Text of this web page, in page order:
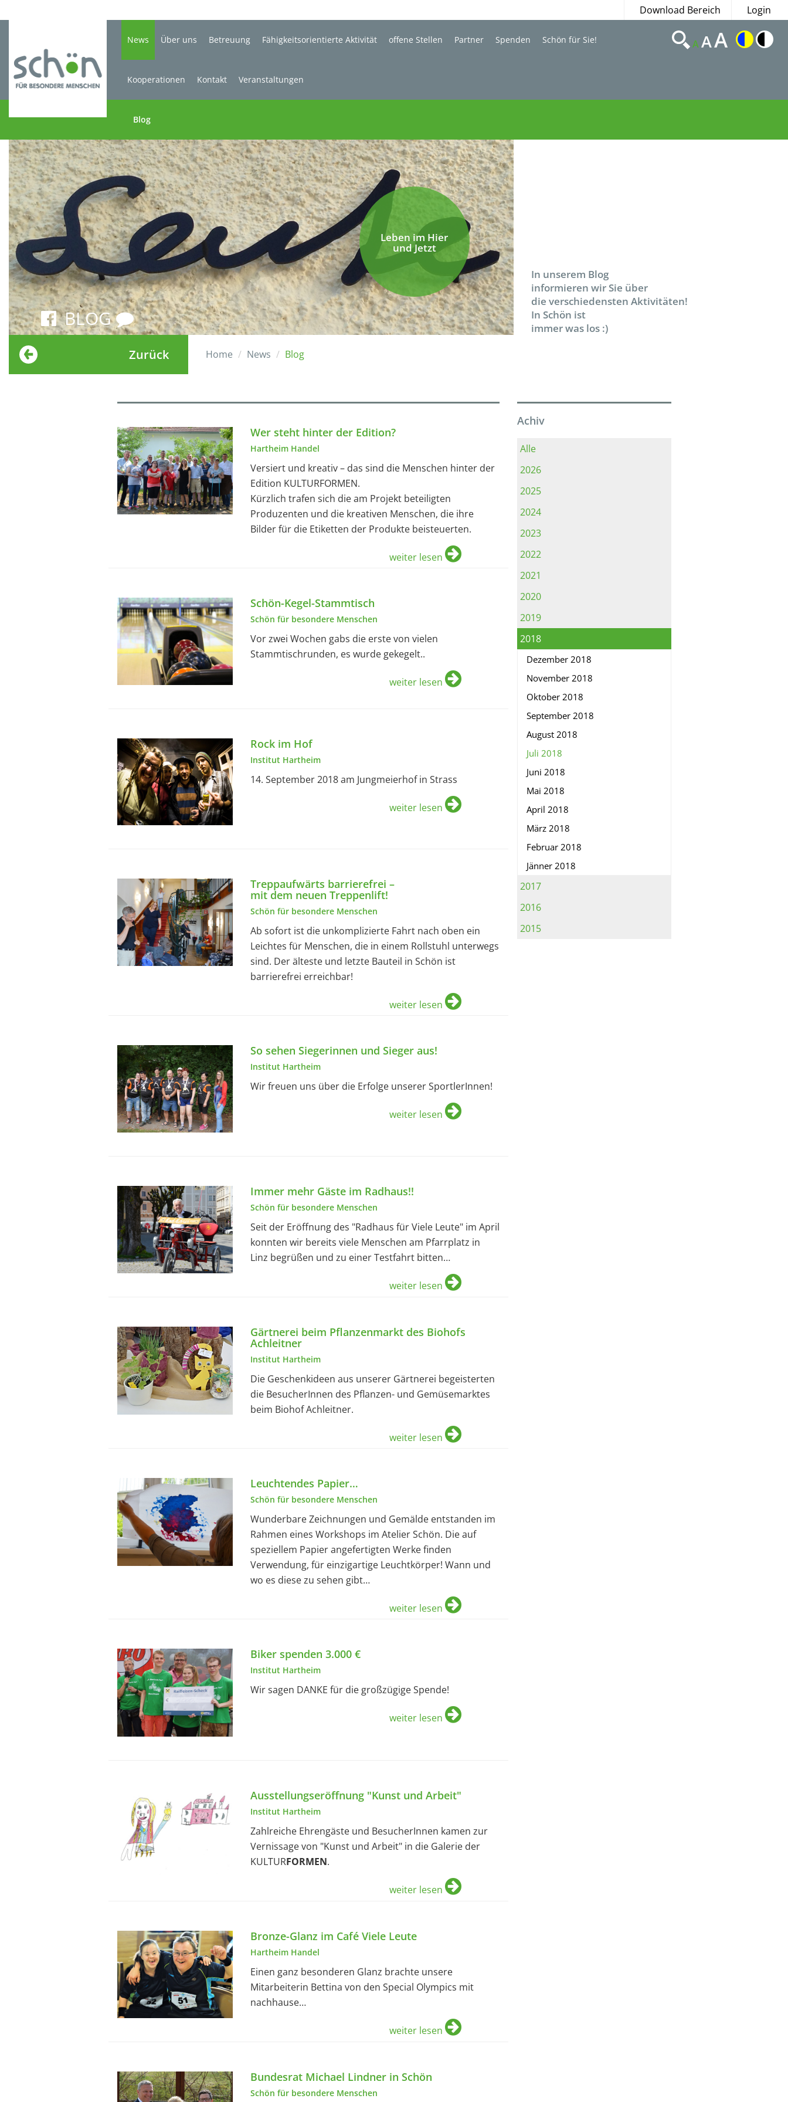
Download Bereich Login
News
Blog
Über uns Betreuung Fähigkeitsorientierte Aktivität offene Stellen Partner Spenden Schön für Sie!
Kooperationen Kontakt Veranstaltungen
AAA
Leben im Hier
und Jetzt
BLOG
In unserem Blog
informieren wir Sie über
die verschiedensten Aktivitäten!
In Schön ist
immer was los :)
Zurück Home News Blog
Achiv
Alle
2026
2025
2024
2023
2022
2021
2020
2019
2018
Dezember 2018
November 2018
Oktober 2018
September 2018
August 2018
Juli 2018
Juni 2018
Mai 2018
April 2018
März 2018
Februar 2018
Jänner 2018
2017
2016
2015
Wer steht hinter der Edition?
Hartheim Handel
Versiert und kreativ – das sind die Menschen hinter der
Edition KULTURFORMEN.
Kürzlich trafen sich die am Projekt beteiligten
Produzenten und die kreativen Menschen, die ihre
Bilder für die Etiketten der Produkte beisteuerten.
weiter lesen
Schön-Kegel-Stammtisch
Schön für besondere Menschen
Vor zwei Wochen gabs die erste von vielen
Stammtischrunden, es wurde gekegelt..
weiter lesen
Rock im Hof
Institut Hartheim
14. September 2018 am Jungmeierhof in Strass
weiter lesen
Treppaufwärts barrierefrei –
mit dem neuen Treppenlift!
Schön für besondere Menschen
Ab sofort ist die unkomplizierte Fahrt nach oben ein
Leichtes für Menschen, die in einem Rollstuhl unterwegs
sind. Der älteste und letzte Bauteil in Schön ist
barrierefrei erreichbar!
weiter lesen
So sehen Siegerinnen und Sieger aus!
Institut Hartheim
Wir freuen uns über die Erfolge unserer SportlerInnen!
weiter lesen
Immer mehr Gäste im Radhaus!!
Schön für besondere Menschen
Seit der Eröffnung des "Radhaus für Viele Leute" im April
konnten wir bereits viele Menschen am Pfarrplatz in
Linz begrüßen und zu einer Testfahrt bitten…
weiter lesen
Gärtnerei beim Pflanzenmarkt des Biohofs
Achleitner
Institut Hartheim
Die Geschenkideen aus unserer Gärtnerei begeisterten
die BesucherInnen des Pflanzen- und Gemüsemarktes
beim Biohof Achleitner.
weiter lesen
Leuchtendes Papier…
Schön für besondere Menschen
Wunderbare Zeichnungen und Gemälde entstanden im
Rahmen eines Workshops im Atelier Schön. Die auf
speziellem Papier angefertigten Werke finden
Verwendung, für einzigartige Leuchtkörper! Wann und
wo es diese zu sehen gibt…
weiter lesen
Biker spenden 3.000 €
Institut Hartheim
Wir sagen DANKE für die großzügige Spende!
weiter lesen
Ausstellungseröffnung "Kunst und Arbeit"
Institut Hartheim
Zahlreiche Ehrengäste und BesucherInnen kamen zur
Vernissage von "Kunst und Arbeit" in die Galerie der
KULTURFORMEN.
weiter lesen
Bronze-Glanz im Café Viele Leute
Hartheim Handel
Einen ganz besonderen Glanz brachte unsere
Mitarbeiterin Bettina von den Special Olympics mit
nachhause…
weiter lesen
Bundesrat Michael Lindner in Schön
Schön für besondere Menschen